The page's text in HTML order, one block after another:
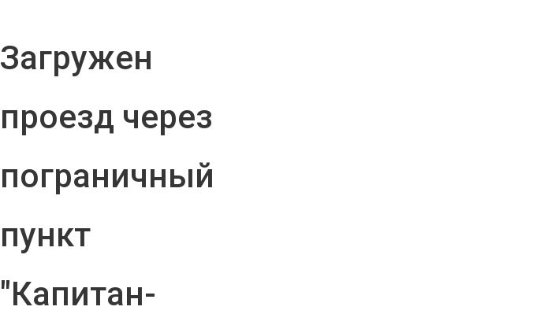
Загружен
проезд через
пограничный
пункт
"Капитан-